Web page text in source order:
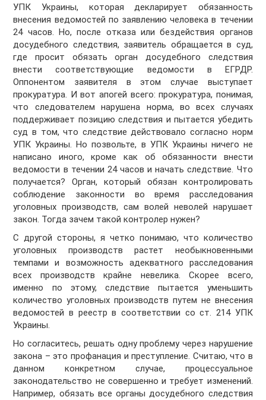
УПК Украины, которая декларирует обязанность
внесения ведомостей по заявлению человека в течении
24 часов. Но, после отказа или бездействия органов
досудебного следствия, заявитель обращается в суд,
где просит обязать орган досудебного следствия
внести соответствующие ведомости в ЕГРДР.
Оппонентом заявителя в этом случае выступает
прокуратура. И вот апогей всего: прокуратура, понимая,
что следователем нарушена норма, во всех случаях
поддерживает позицию следствия и пытается убедить
суд в том, что следствие действовало согласно норм
УПК Украины. Но позвольте, в УПК Украины ничего не
написано иного, кроме как об обязанности внести
ведомости в течении 24 часов и начать следствие. Что
получается? Орган, который обязан контролировать
соблюдение законности во время расследования
уголовных производств, сам волей неволей нарушает
закон. Тогда зачем такой контролер нужен?
С другой стороны, я четко понимаю, что количество
уголовных производств растет необыкновенными
темпами и возможность адекватного расследования
всех производств крайне невелика. Скорее всего,
именно по этому, следствие пытается уменьшить
количество уголовных производств путем не внесения
ведомостей в реестр в соответствии со ст. 214 УПК
Украины.
Но согласитесь, решать одну проблему через нарушение
закона – это профанация и преступление. Считаю, что в
данном конкретном случае, процессуальное
законодательство не совершенно и требует изменений.
Например, обязать все органы досудебного следствия